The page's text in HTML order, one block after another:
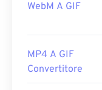
WebM A GIF
MP4 A GIF
Convertitore